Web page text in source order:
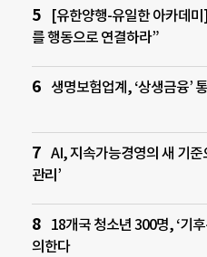
[유한양행-유일한 아카데
를 행동으로 연결하라”
생명보험업계, ‘상생금융’
AI, 지속가능경영의 새 기
관리’
18개국 청소년 300명, ‘기
의한다